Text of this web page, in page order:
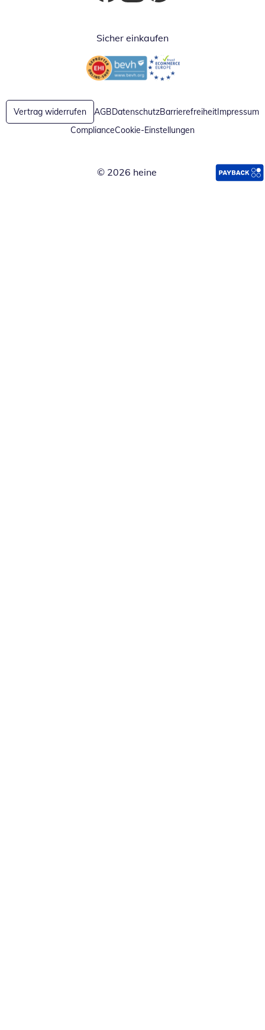
Öffnet in neuem Fenster
Öffnet in neuem Fenster
Öffnet in neuem Fenster
Sicher einkaufen
Öffnet in neuem FensterÖffnet in neuem Fenster
Vertrag widerrufen AGBDatenschutzBarrierefreiheitImpressum
ComplianceCookie-Einstellungen
© 2026 heine